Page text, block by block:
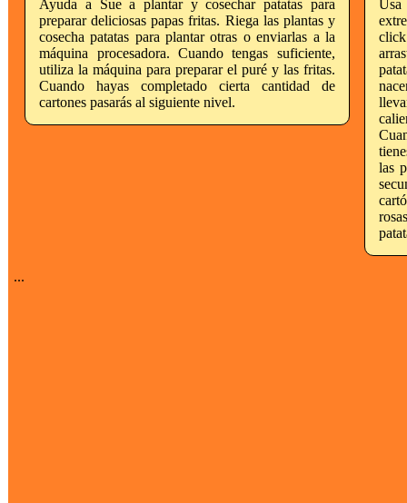
Ayuda a Sue a plantar y cosechar patatas para
preparar deliciosas papas fritas. Riega las plantas y
cosecha patatas para plantar otras o enviarlas a la
máquina procesadora. Cuando tengas suficiente,
utiliza la máquina para preparar el puré y las fritas.
Cuando hayas completado cierta cantidad de
cartones pasarás al siguiente nivel.
las
...